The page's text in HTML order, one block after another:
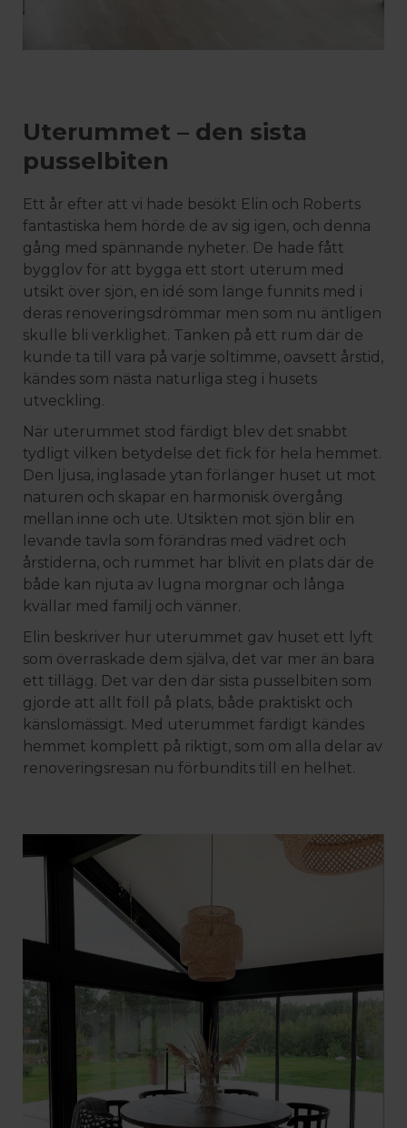
Uterummet – den sista
pusselbiten
Ett år efter att vi hade besökt Elin och Roberts
fantastiska hem hörde de av sig igen, och denna
gång med spännande nyheter. De hade fått
bygglov för att bygga ett stort uterum med
utsikt över sjön, en idé som länge funnits med i
deras renoveringsdrömmar men som nu äntligen
skulle bli verklighet. Tanken på ett rum där de
kunde ta till vara på varje soltimme, oavsett årstid,
kändes som nästa naturliga steg i husets
utveckling.
När uterummet stod färdigt blev det snabbt
tydligt vilken betydelse det fick för hela hemmet.
Den ljusa, inglasade ytan förlänger huset ut mot
naturen och skapar en harmonisk övergång
mellan inne och ute. Utsikten mot sjön blir en
levande tavla som förändras med vädret och
årstiderna, och rummet har blivit en plats där de
både kan njuta av lugna morgnar och långa
kvällar med familj och vänner.
Elin beskriver hur uterummet gav huset ett lyft
som överraskade dem själva, det var mer än bara
ett tillägg. Det var den där sista pusselbiten som
gjorde att allt föll på plats, både praktiskt och
känslomässigt. Med uterummet färdigt kändes
hemmet komplett på riktigt, som om alla delar av
renoveringsresan nu förbundits till en helhet.